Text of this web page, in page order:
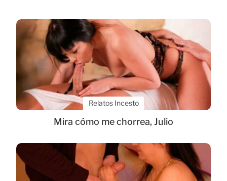
Relatos Incesto
Mira cómo me chorrea, Julio